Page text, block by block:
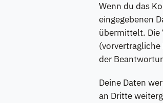
Wenn du das
eingegebenen
übermittelt. Die
(vorvertragliche
der
Deine Daten
an Dritte